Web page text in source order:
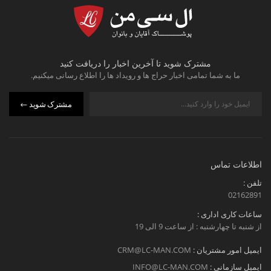
مدل پیراهن سایز بزرگ
کاربردهای مختلف ارائه شده است:
مدل های روزمره با پارچه های سبک و تنفس
مدل های نیمه رسمی برای استایل های کژوال
بدون محدودیت
اگر به دنبال یک گزینه مناسب برای مهمانی یا موقعیت
برش های دقیق و پارچه های باکیفیت، انتخابی کاربردی
مشترک شوید تا آخرین اخبار را دریافت کنید
ما به شما تمامی اخبار حراج ها و رویداد ها را اطلاع رسانی میکنیم.
مشترک شوید
اطلاعات تماس
تلفن :
02162891
ساعات کاری اداری :
از شنبه تا چهارشنبه : از ساعت 9 الی 19
ایمیل امور مشتریان : CRM@LC-MAN.COM
ایمیل سازمانی : INFO@LC-MAN.COM